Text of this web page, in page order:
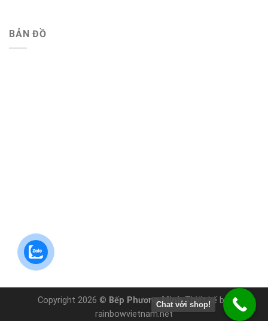
BẢN ĐỒ
Copyright 2026 © Bếp Phương MinhThiết kế bởi
rainbowvietnam.net
Chat với shop!